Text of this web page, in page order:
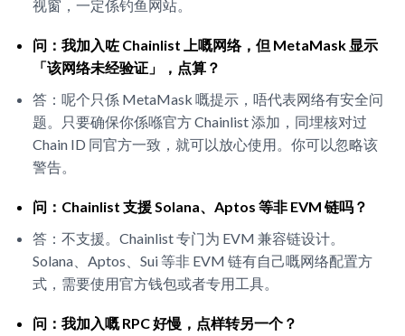
视窗，一定係钓鱼网站。
问：我加入咗 Chainlist 上嘅网络，但 MetaMask 显示
「该网络未经验证」，点算？
答：呢个只係 MetaMask 嘅提示，唔代表网络有安全问
题。只要确保你係喺官方 Chainlist 添加，同埋核对过
Chain ID 同官方一致，就可以放心使用。你可以忽略该
警告。
问：Chainlist 支援 Solana、Aptos 等非 EVM 链吗？
答：不支援。Chainlist 专门为 EVM 兼容链设计。
Solana、Aptos、Sui 等非 EVM 链有自己嘅网络配置方
式，需要使用官方钱包或者专用工具。
问：我加入嘅 RPC 好慢，点样转另一个？